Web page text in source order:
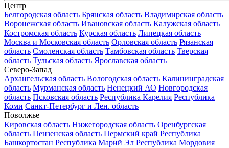
Центр
Белгородская область Брянская область Владимирская область
Воронежская область Ивановская область Калужская область
Костромская область Курская область Липецкая область
Москва и Московская область Орловская область Рязанская
область Смоленская область Тамбовская область Тверская
область Тульская область Ярославская область
Северо-Запад
Архангельская область Вологодская область Калининградская
область Мурманская область Ненецкий АО Новгородская
область Псковская область Республика Карелия Республика
Коми Санкт-Петербург и Лен. область
Поволжье
Кировская область Нижегородская область Оренбургская
область Пензенская область Пермский край Республика
Башкортостан Республика Марий Эл Республика Мордовия